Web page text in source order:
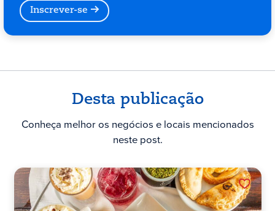
Inscrever-se
Desta publicação
Conheça melhor os negócios e locais mencionados
neste post.